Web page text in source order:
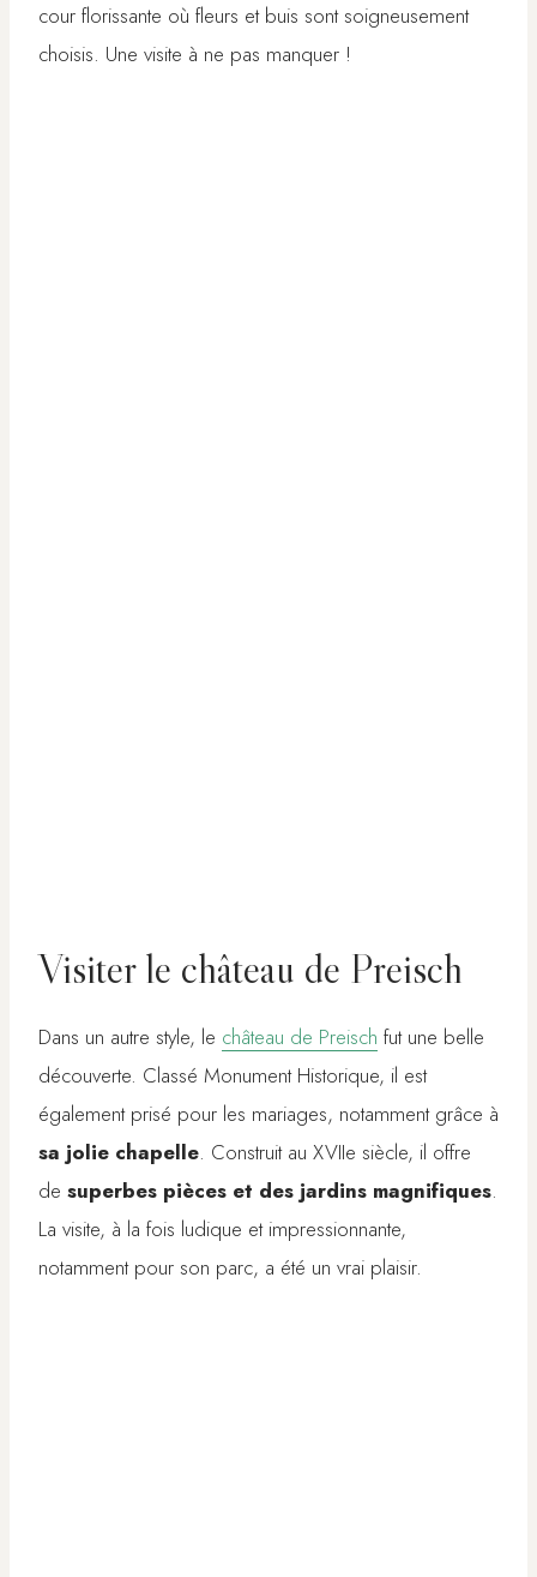
cour florissante où fleurs et buis sont soigneusement
choisis. Une visite à ne pas manquer !
Visiter le château de Preisch
Dans un autre style, le château de Preisch fut une belle
découverte. Classé Monument Historique, il est
également prisé pour les mariages, notamment grâce à
sa jolie chapelle. Construit au XVIIe siècle, il offre
de superbes pièces et des jardins magnifiques.
La visite, à la fois ludique et impressionnante,
notamment pour son parc, a été un vrai plaisir.